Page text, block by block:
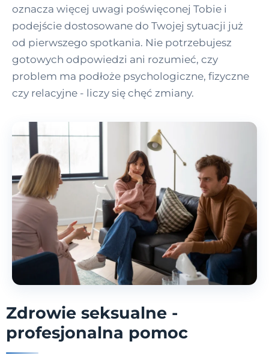
oznacza więcej uwagi poświęconej Tobie i
podejście dostosowane do Twojej sytuacji już
od pierwszego spotkania. Nie potrzebujesz
gotowych odpowiedzi ani rozumieć, czy
problem ma podłoże psychologiczne, fizyczne
czy relacyjne - liczy się chęć zmiany.
Zdrowie seksualne -
profesjonalna pomoc